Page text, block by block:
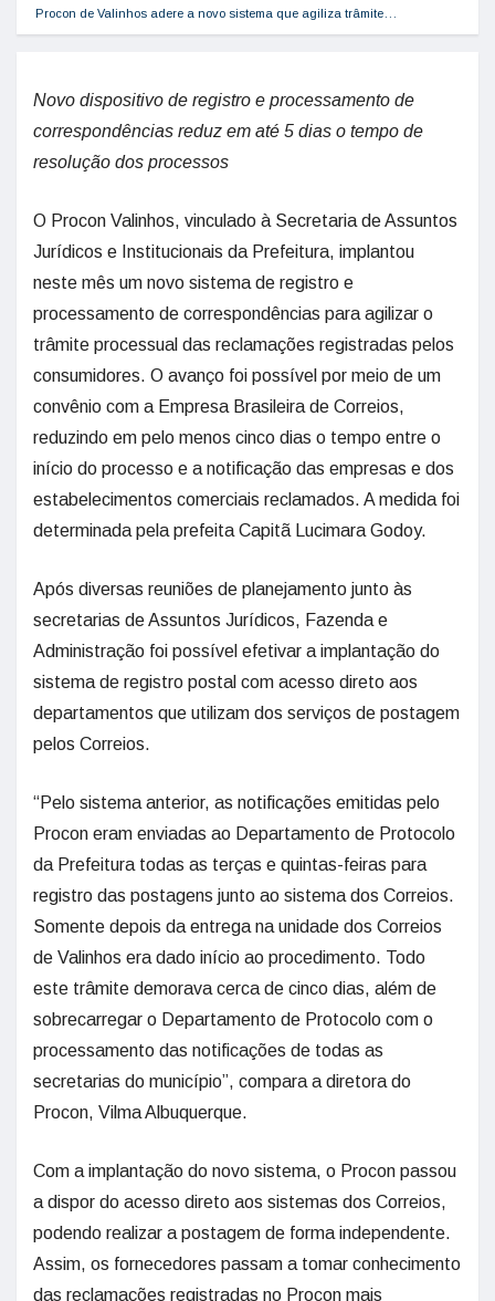
Procon de Valinhos adere a novo sistema que agiliza trâmite…
Novo dispositivo de registro e processamento de
correspondências reduz em até 5 dias o tempo de
resolução dos processos
O Procon Valinhos, vinculado à Secretaria de Assuntos
Jurídicos e Institucionais da Prefeitura, implantou
neste mês um novo sistema de registro e
processamento de correspondências para agilizar o
trâmite processual das reclamações registradas pelos
consumidores. O avanço foi possível por meio de um
convênio com a Empresa Brasileira de Correios,
reduzindo em pelo menos cinco dias o tempo entre o
início do processo e a notificação das empresas e dos
estabelecimentos comerciais reclamados. A medida foi
determinada pela prefeita Capitã Lucimara Godoy.
Após diversas reuniões de planejamento junto às
secretarias de Assuntos Jurídicos, Fazenda e
Administração foi possível efetivar a implantação do
sistema de registro postal com acesso direto aos
departamentos que utilizam dos serviços de postagem
pelos Correios.
“Pelo sistema anterior, as notificações emitidas pelo
Procon eram enviadas ao Departamento de Protocolo
da Prefeitura todas as terças e quintas-feiras para
registro das postagens junto ao sistema dos Correios.
Somente depois da entrega na unidade dos Correios
de Valinhos era dado início ao procedimento. Todo
este trâmite demorava cerca de cinco dias, além de
sobrecarregar o Departamento de Protocolo com o
processamento das notificações de todas as
secretarias do município”, compara a diretora do
Procon, Vilma Albuquerque.
Com a implantação do novo sistema, o Procon passou
a dispor do acesso direto aos sistemas dos Correios,
podendo realizar a postagem de forma independente.
Assim, os fornecedores passam a tomar conhecimento
das reclamações registradas no Procon mais